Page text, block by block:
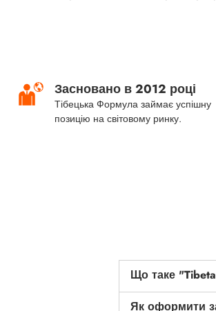
Засновано в 2012 році
Тібецька Формула займає успішну
позицію на світовому ринку.
Що таке
Як оформити